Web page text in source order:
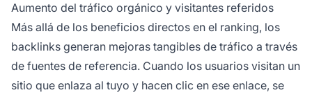
Aumento del tráfico orgánico y visitantes referidos
Más allá de los beneficios directos en el ranking, los
backlinks generan mejoras tangibles de tráfico a través
de fuentes de referencia. Cuando los usuarios visitan un
sitio que enlaza al tuyo y hacen clic en ese enlace, se